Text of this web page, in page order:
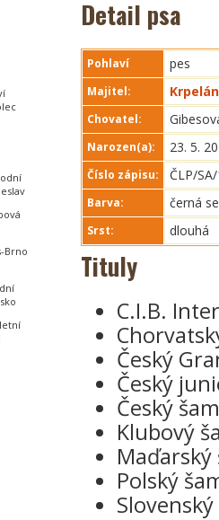
Detail psa
Pohlaví pes
Majitel:
Chovatel:
Narozen(a): 23. 5.
Číslo zápisu: ČLP/
Barva: černá
Srst: dlouhá
Tituly
C.I.B.
Český
Český
Český
Klubový
Polský
Brno